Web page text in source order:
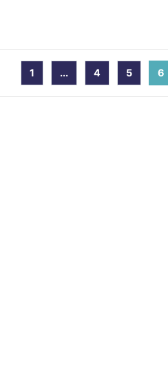
SCHEPEN
1 ... 4 5 6